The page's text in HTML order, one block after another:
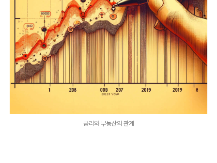
금리와 부동산의 관계